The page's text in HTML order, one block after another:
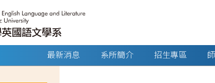
最新消息 系所簡介 招生專區